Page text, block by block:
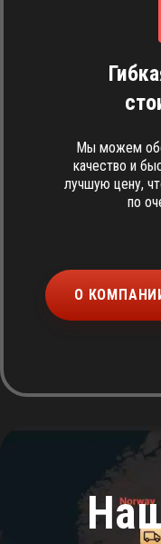
Мы можем
качество и
лучшую цену,
по
О